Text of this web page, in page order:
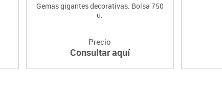
Gemas gigantes decorativas. Bolsa 750
u.
Precio
Consultar aquí